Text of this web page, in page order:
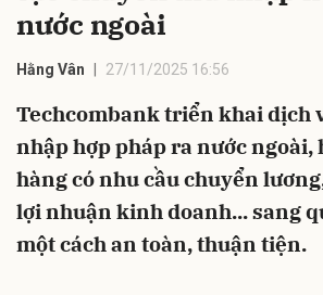
nước ngoài
Hằng Vân 27/11/2025 16:56
Techcombank triển khai dịch
nhập hợp pháp ra nước ngoài,
hàng có nhu cầu chuyển
lợi nhuận kinh doanh... sang
một cách an toàn, thuận tiện.